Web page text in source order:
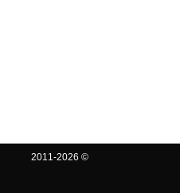
2011-2026 ©